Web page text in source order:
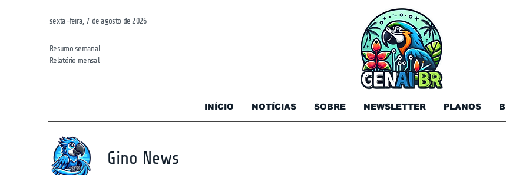
sexta-feira, 7 de agosto de 2026
Resumo semanal
Relatório mensal
INÍCIO NOTÍCIAS SOBRE NEWSLETTER PLANOS
Gino News